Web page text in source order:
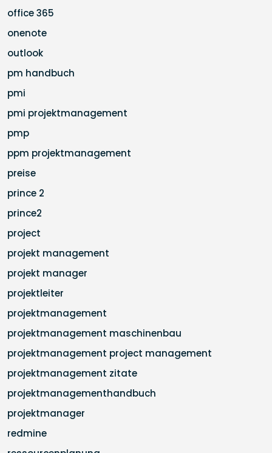
office 365
onenote
outlook
pm handbuch
pmi
pmi projektmanagement
pmp
ppm projektmanagement
preise
prince 2
prince2
project
projekt management
projekt manager
projektleiter
projektmanagement
projektmanagement maschinenbau
projektmanagement project management
projektmanagement zitate
projektmanagementhandbuch
projektmanager
redmine